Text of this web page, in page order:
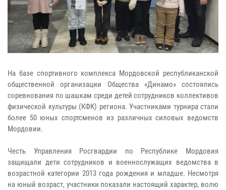
На базе спортивного комплекса Мордовской республиканской
общественной организации Общества «Динамо» состоялись
соревнования по шашкам среди детей сотрудников коллективов
физической культуры (КФК) региона. Участниками турнира стали
более 50 юных спортсменов из различных силовых ведомств
Мордовии.
Честь Управления Росгвардии по Республике Мордовия
защищали дети сотрудников и военнослужащих ведомства в
возрастной категории 2013 года рождения и младше. Несмотря
на юный возраст, участники показали настоящий характер, волю